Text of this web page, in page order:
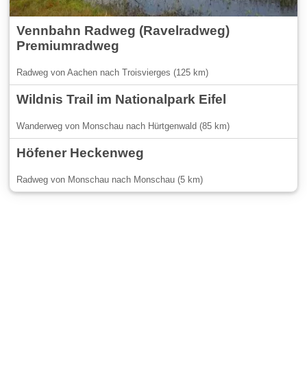
Vennbahn Radweg (Ravelradweg)
Premiumradweg
Radweg von Aachen nach Troisvierges (125 km)
Wildnis Trail im Nationalpark Eifel
Wanderweg von Monschau nach Hürtgenwald (85 km)
Höfener Heckenweg
Radweg von Monschau nach Monschau (5 km)